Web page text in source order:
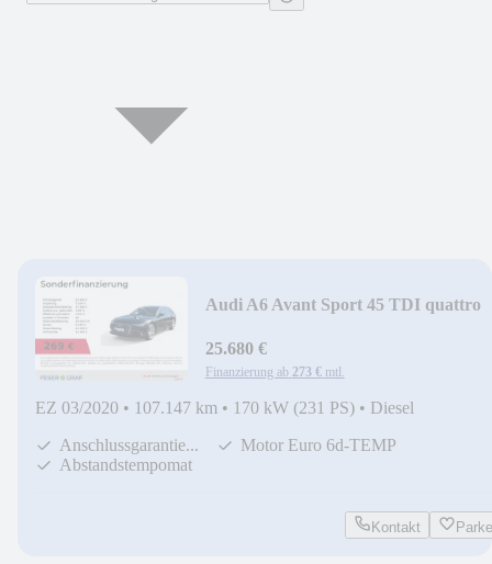
Audi A6 Avant Sport 45 TDI quattro
25.680 €
Finanzierung ab 273 € mtl.
EZ 03/2020 • 107.147 km • 170 kW (231 PS) • Diesel
Anschlussgarantie...
Motor Euro 6d-TEMP
Abstandstempomat
Kontakt